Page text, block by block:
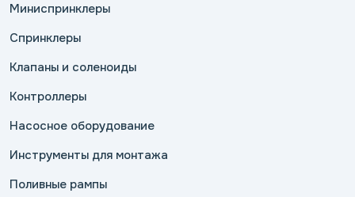
Миниспринклеры
Спринклеры
Клапаны и соленоиды
Контроллеры
Насосное оборудование
Инструменты для монтажа
Поливные рампы